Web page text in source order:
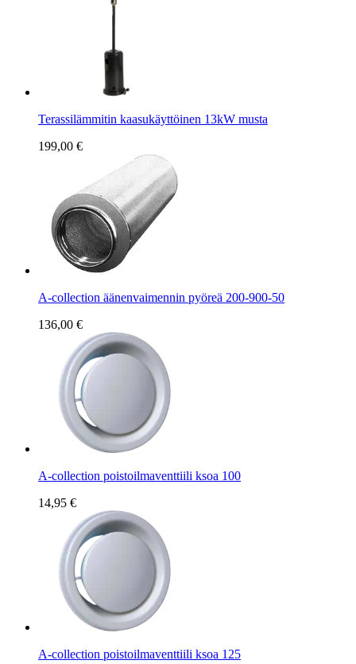
Terassilämmitin kaasukäyttöinen 13kW musta
199,00 €
A-collection äänenvaimennin pyöreä 200-900-50
136,00 €
A-collection poistoilmaventtiili ksoa 100
14,95 €
A-collection poistoilmaventtiili ksoa 125